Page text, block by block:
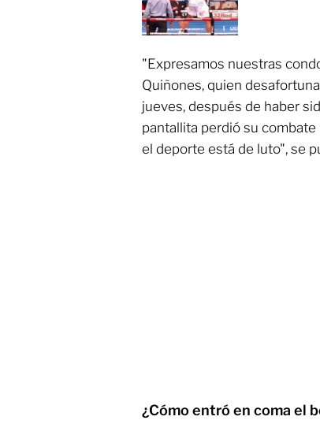
"Expresamos nuestras
Quiñones, quien
jueves, después de haber
pantallita perdió su combate
el deporte está de luto", se
¿Cómo entró en coma el